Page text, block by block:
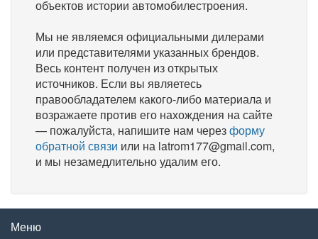
объектов истории автомобилестроения.
Мы не являемся официальными дилерами
или представителями указанных брендов.
Весь контент получен из открытых
источников. Если вы являетесь
правообладателем какого-либо материала и
возражаете против его нахождения на сайте
— пожалуйста, напишите нам черезформу
обратной связи или на latrom177@gmail.com,
и мы незамедлительно удалим его.
Меню